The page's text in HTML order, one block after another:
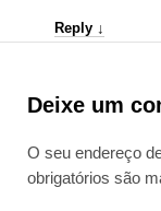
Reply ↓
Deixe um
O seu endereço
obrigatórios são